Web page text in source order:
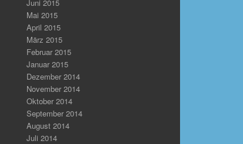
Juni 2015
Mai 2015
April 2015
März 2015
Februar 2015
Januar 2015
Dezember 2014
November 2014
Oktober 2014
September 2014
August 2014
Juli 2014